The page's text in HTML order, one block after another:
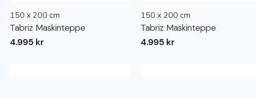
150 x 200 cm
Tabriz Maskinteppe
4.995 kr
150 x 200 cm
Tabriz Maskinteppe
4.995 kr